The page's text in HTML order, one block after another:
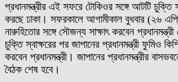
প্রধানমন্ত্রীর এই সফরে টোকিওর সঙ্গে আটটি চুক্তি
করছে ঢাকা। সফরকালে আগামীকাল বুধবার (২৬
নারুহিতোর সঙ্গে সৌজন্য সাক্ষাৎ করবেন
চুক্তি স্বাক্ষরের পর জাপানের প্রধানমন্ত্রী ফুমিও
করবেন প্রধানমন্ত্রী। জাপানের প্রধানমন্ত্রীর
বৈঠক শেষ হবে।